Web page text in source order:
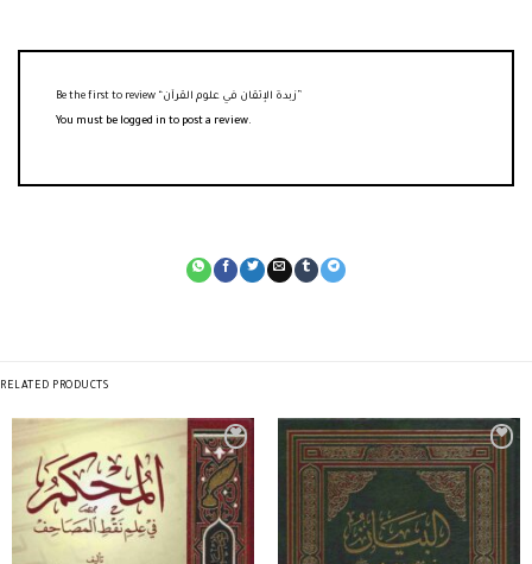
You must be logged in to post a review.
RELATED PRODUCTS